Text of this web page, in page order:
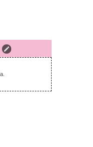
janeiro 18, 2021